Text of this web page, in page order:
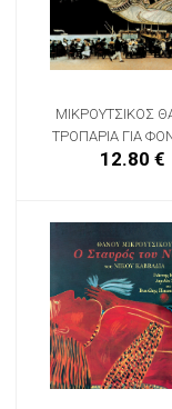
ΜΙΚΡΟΥΤΣΙΚΟΣ
ΤΡΟΠΑΡΙΑ ΓΙΑ
12.80 €